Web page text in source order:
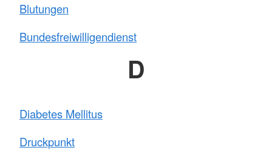
Blutungen
Bundesfreiwilligendienst
D
Diabetes Mellitus
Druckpunkt